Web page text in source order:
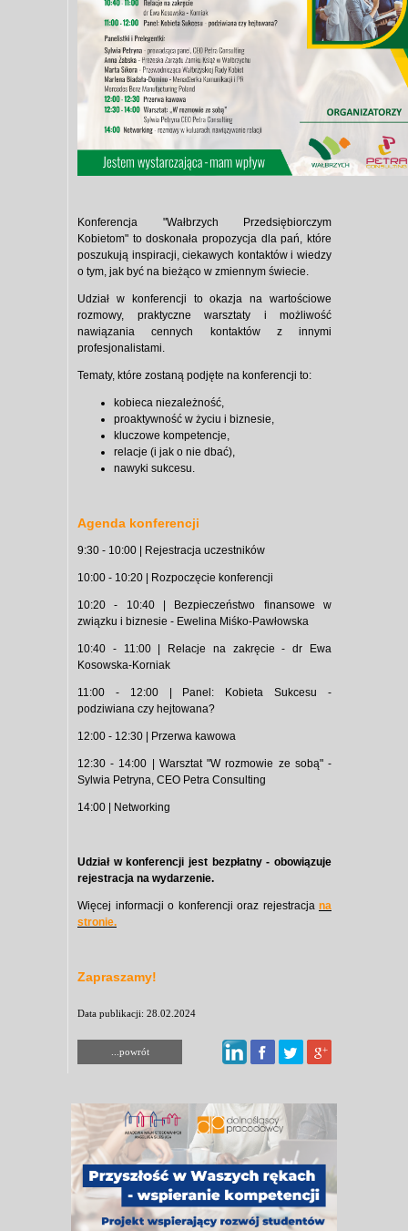
Konferencja "Wałbrzych Przedsiębiorczym
Kobietom" to doskonała propozycja dla pań, które
poszukują inspiracji, ciekawych kontaktów i wiedzy
o tym, jak być na bieżąco w zmiennym świecie.
Udział w konferencji to okazja na wartościowe
rozmowy, praktyczne warsztaty i możliwość
nawiązania cennych kontaktów z innymi
profesjonalistami.
Tematy, które zostaną podjęte na konferencji to:
kobieca niezależność,
proaktywność w życiu i biznesie,
kluczowe kompetencje,
relacje (i jak o nie dbać),
nawyki sukcesu.
Agenda konferencji
9:30 - 10:00 | Rejestracja uczestników
10:00 - 10:20 | Rozpoczęcie konferencji
10:20 - 10:40 | Bezpieczeństwo finansowe w
związku i biznesie - Ewelina Miśko-Pawłowska
10:40 - 11:00 | Relacje na zakręcie - dr Ewa
Kosowska-Korniak
11:00 - 12:00 | Panel: Kobieta Sukcesu -
podziwiana czy hejtowana?
12:00 - 12:30 | Przerwa kawowa
12:30 - 14:00 | Warsztat "W rozmowie ze sobą" -
Sylwia Petryna, CEO Petra Consulting
14:00 | Networking
Udział w konferencji jest bezpłatny - obowiązuje
rejestracja na wydarzenie.
Więcej informacji o konferencji oraz rejestracja na
stronie.
Zapraszamy!
Data publikacji: 28.02.2024
...powrót